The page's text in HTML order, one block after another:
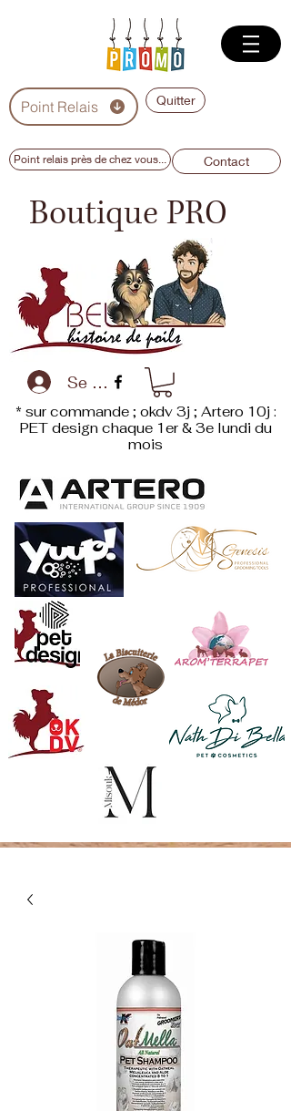
Point Relais Quitter
Point relais près de chez vous... Contact
Boutique PRO
Se connecter
* sur commande ; okdv 3j ; Artero 10j :
PET designchaque 1er & 3e lundi du
mois